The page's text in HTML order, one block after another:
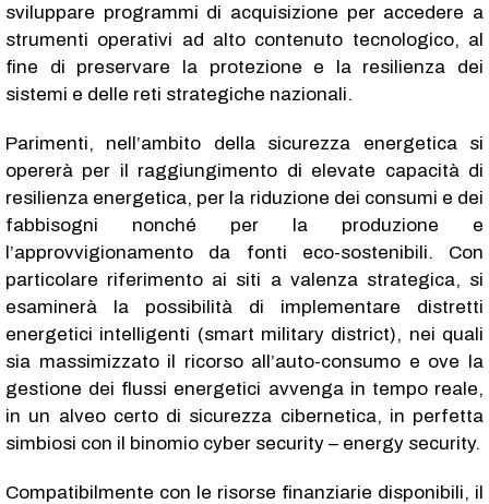
sviluppare programmi di acquisizione per accedere a
strumenti operativi ad alto contenuto tecnologico, al
fine di preservare la protezione e la resilienza dei
sistemi e delle reti strategiche nazionali.
Parimenti, nell’ambito della sicurezza energetica si
opererà per il raggiungimento di elevate capacità di
resilienza energetica, per la riduzione dei consumi e dei
fabbisogni nonché per la produzione e
l’approvvigionamento da fonti eco-sostenibili. Con
particolare riferimento ai siti a valenza strategica, si
esaminerà la possibilità di implementare distretti
energetici intelligenti (smart military district), nei quali
sia massimizzato il ricorso all’auto-consumo e ove la
gestione dei flussi energetici avvenga in tempo reale,
in un alveo certo di sicurezza cibernetica, in perfetta
simbiosi con il binomio cyber security – energy security.
Compatibilmente con le risorse finanziarie disponibili, il